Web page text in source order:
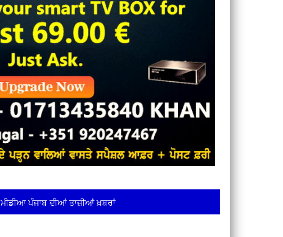
ਮੀਡੀਆ ਪੰਜਾਬ ਦੀਆਂ ਤਾਜ਼ੀਆਂ ਖ਼ਬਰਾਂ